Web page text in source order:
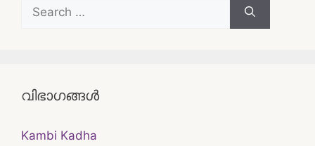
Search
for:
വിഭാഗങ്ങൾ
Kambi Kadha